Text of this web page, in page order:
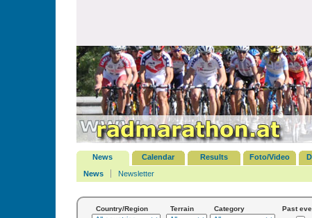
News Calendar Results Foto/Video
News
Newsletter
Country/Region Terrain Category Past